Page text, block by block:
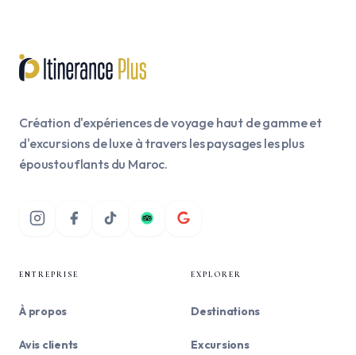
Création d'expériences de voyage haut de gamme et
d'excursions de luxe à travers les paysages les plus
époustouflants du Maroc.
ENTREPRISE
À propos
Avis clients
EXPLORER
Destinations
Excursions